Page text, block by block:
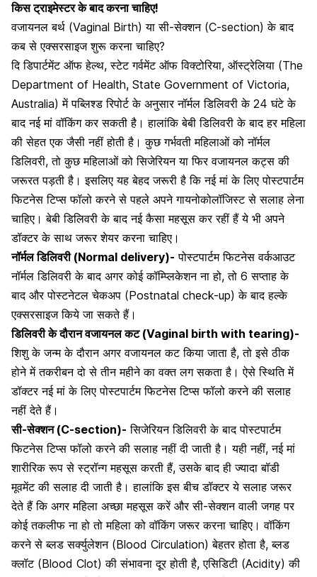
किस ट्राइमेस्टर के बाद करना चाहिए!
वजायनल बर्थ (Vaginal Birth) या सी-सेक्शन (C-section) के बाद
कब से एक्सरसाइज शुरू करना चाहिए?
दि डिपार्टमेंट ऑफ हेल्थ, स्टेट गर्वमेंट ऑफ विक्टोरिया, ऑस्ट्रेलिया (The
Department of Health, State Government of Victoria,
Australia) में पब्लिश्ड रिपोर्ट के अनुसार नॉर्मल डिलिवरी के 24 घंटे के
बाद नई मां वॉकिंग कर सकती है। हालांकि बेबी डिलिवरी के बाद हर महिला
की सेहत एक जैसी नहीं होती है। कुछ गर्भवती महिलाओं कोनॉर्मल
डिलिवरी, तो कुछ महिलाओं कोसिजेरियनया फिर वजायनल कट्स की
जरूरत पड़ती है। इसलिए यह बेहद जरूरी है कि नई मां के लिए पोस्टपार्टम
फिटनेस टिप्स फॉलो करने से पहले अपने गायनोकोलॉजिस्ट से सलाह लेना
चाहिए। बेबी डिलिवरी के बाद नई कैसा महसूस कर रहीं हैं ये भी अपने
डॉक्टर के साथ जरूर शेयर करना चाहिए।
नॉर्मल डिलिवरी (Normal delivery)- पोस्टपार्टम फिटनेस वर्कआउट
नॉर्मल डिलिवरी के बादअगर कोई कॉम्प्लिकेशन ना हो, तो 6 सप्ताह के
बाद और पोस्टनेटल चेकअप (Postnatal check-up) के बाद हल्के
एक्सरसाइज किये जा सकते हैं।
डिलिवरी के दौरान वजायनल कट (Vaginal birth with tearing)-
शिशु के जन्म के दौरानअगर वजायनल कट किया जाता है, तो इसे ठीक
होने में तकरीबन दो से तीन महीने का वक्त लग सकता है। ऐसे स्थिति में
डॉक्टर नई मां के लिए पोस्टपार्टम फिटनेस टिप्स फॉलो करने की सलाह
नहीं देते हैं।
सी-सेक्शन (C-section)- सिजेरियन डिलिवरी के बाद पोस्टपार्टम
फिटनेस टिप्स फॉलो करने की सलाह नहीं दी जाती है। यही नहीं, नई मां
शारीरिक रूप से स्ट्रॉन्ग महसूस करती हैं, उसके बाद ही ज्यादा बॉडी
मूवमेंट की सलाह दी जाती है। हालांकि इस बीच डॉक्टर ये सलाह जरूर
देते हैं कि अगर महिला अच्छा महसूस करें और सी-सेक्शन वाली जगह पर
कोई तकलीफ ना हो तो महिला को वॉकिंग जरूर करना चाहिए। वॉकिंग
करने से ब्लड सर्क्युलेशन (Blood Circulation) बेहतर होता है, ब्लड
क्लॉट (Blood Clot) की संभावना दूर होती है,एसिडिटी (Acidity) की